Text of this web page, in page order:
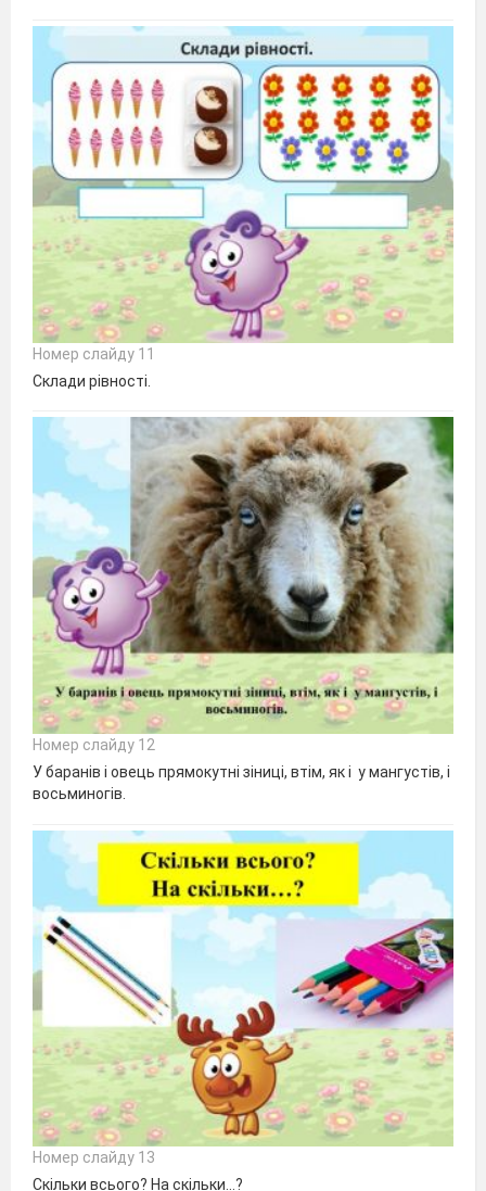
Номер слайду 11
Склади рівності.
Номер слайду 12
У баранів і овець прямокутні зіниці, втім, як і у мангустів, і
восьминогів.
Номер слайду 13
Скільки всього? На скільки…?